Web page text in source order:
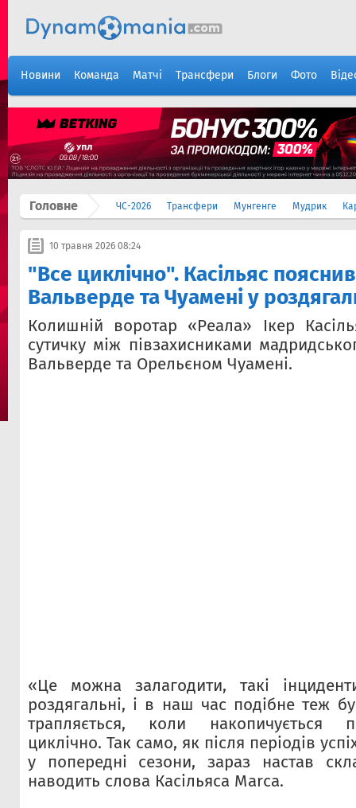
Новини Команда Матчі Трансфери Блоги Фото
Головне ЧС-2026 Трансфери Мунгенге Мудрик
10 травня 2026 08:24
"Все циклічно". Касільяс
Вальверде та Чуамені у
Колишній воротар «Реала» Ікер
сутичку між півзахисниками
Вальверде та Орельєном Чуамені.
«Це можна залагодити, такі
роздягальні, і в наш час подібне теж
трапляється, коли накопичується
циклічно. Так само, як після періодів
у попередні сезони, зараз настав
наводить слова Касільяса Marca.